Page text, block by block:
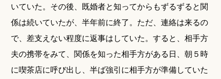
いていた。その後、既婚者と知ってからもずるずると関
係は続いていたが、半年前に終了。ただ、連絡は来るの
で、差支えない程度に返事はしていた。すると、相手方
夫の携帯をみて、関係を知った相手方がある日、朝５時
に喫茶店に呼び出し、半ば強引に相手方が準備していた